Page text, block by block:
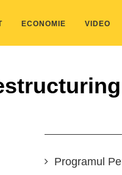
ECONOMIE VIDEO
Programul